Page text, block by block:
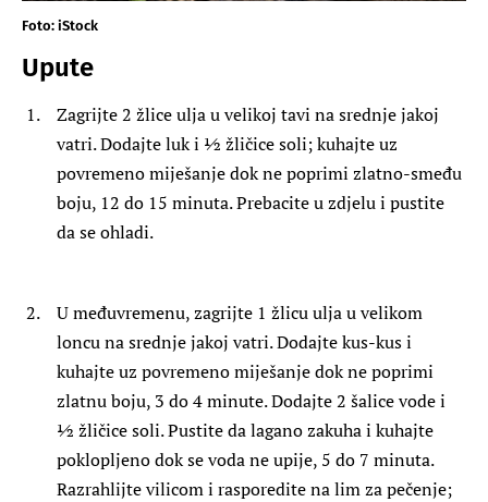
Foto: iStock
Upute
Zagrijte 2 žlice ulja u velikoj tavi na srednje jakoj
vatri. Dodajte luk i ½ žličice soli; kuhajte uz
povremeno miješanje dok ne poprimi zlatno-smeđu
boju, 12 do 15 minuta. Prebacite u zdjelu i pustite
da se ohladi.
U međuvremenu, zagrijte 1 žlicu ulja u velikom
loncu na srednje jakoj vatri. Dodajte kus-kus i
kuhajte uz povremeno miješanje dok ne poprimi
zlatnu boju, 3 do 4 minute. Dodajte 2 šalice vode i
½ žličice soli. Pustite da lagano zakuha i kuhajte
poklopljeno dok se voda ne upije, 5 do 7 minuta.
Razrahlijte vilicom i rasporedite na lim za pečenje;